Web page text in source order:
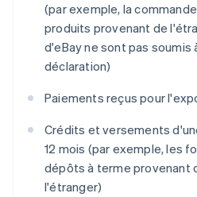
(par exemple, la
produits provenant de
d'eBay ne sont pas soumis
déclaration)
Paiements reçus pour
Crédits et versements
12 mois (par exemple, les
dépôts à terme provenant
l'étranger)